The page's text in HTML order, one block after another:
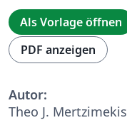
Als Vorlage öffnen
PDF anzeigen
Autor:
Theo J. Mertzimekis